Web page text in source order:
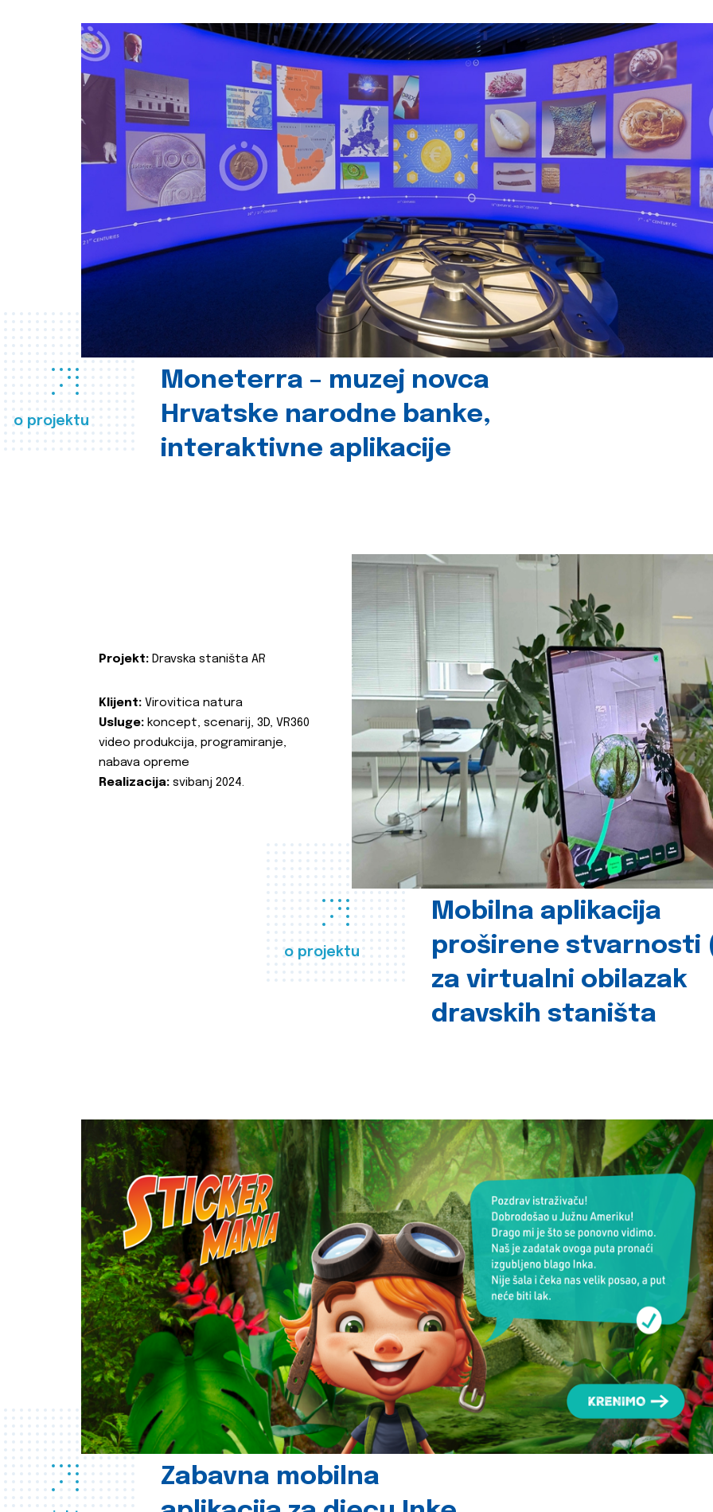
o projektu
Moneterra – muzej novca
Hrvatske narodne banke,
interaktivne aplikacije
o projektu
Mobilna aplikacija
proširene stvarnosti
za virtualni obilazak
dravskih staništa
Projekt: Dravska staništa AR
Klijent: Virovitica natura
Usluge: koncept, scenarij, 3D, VR360
video produkcija, programiranje,
nabava opreme
Realizacija: svibanj 2024.
Zabavna mobilna